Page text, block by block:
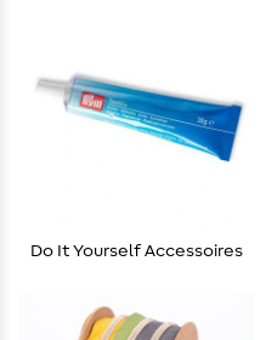
Do It Yourself Accessoires